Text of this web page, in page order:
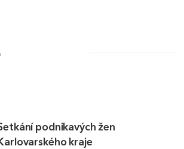
podnikavých žen
kraje